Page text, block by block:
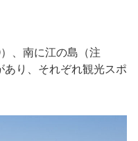
、南に江の島（注
り、それぞれ観光スポ